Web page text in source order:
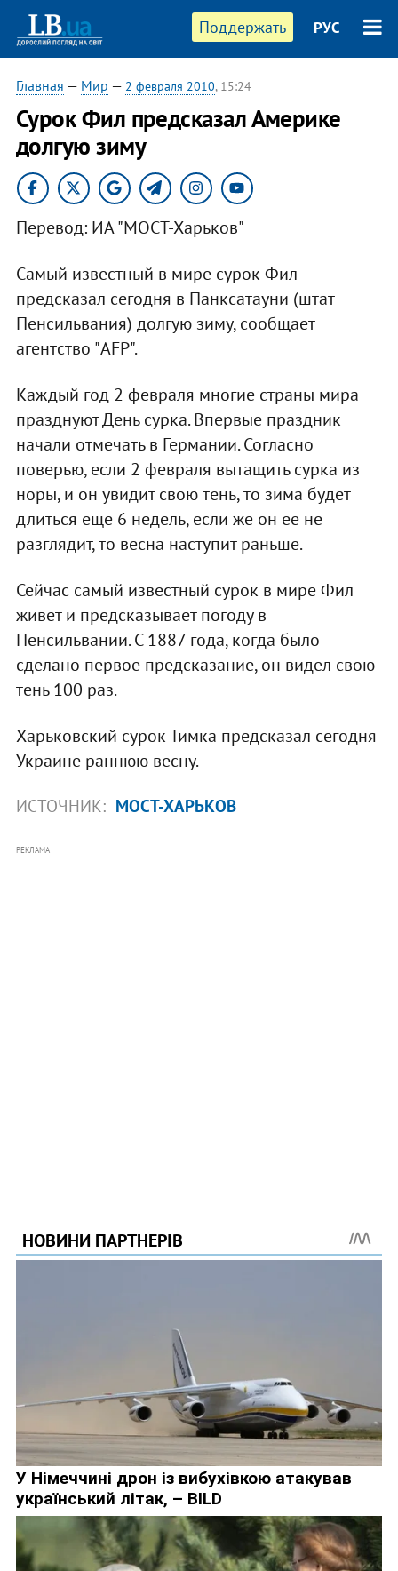
Поддержать РУС
Главная — Мир — 2 февраля 2010, 15:24
Сурок Фил предсказал Америке
долгую зиму
Перевод: ИА "МОСТ-Харьков"
Самый известный в мире сурок Фил
предсказал сегодня в Панксатауни (штат
Пенсильвания) долгую зиму, сообщает
агентство "AFP".
Каждый год 2 февраля многие страны мира
празднуют День сурка. Впервые праздник
начали отмечать в Германии. Согласно
поверью, если 2 февраля вытащить сурка из
норы, и он увидит свою тень, то зима будет
длиться еще 6 недель, если же он ее не
разглядит, то весна наступит раньше.
Сейчас самый известный сурок в мире Фил
живет и предсказывает погоду в
Пенсильвании. С 1887 года, когда было
сделано первое предсказание, он видел свою
тень 100 раз.
Харьковский сурок Тимка предсказал сегодня
Украине раннюю весну.
ИСТОЧНИК: МОСТ-ХАРЬКОВ
РЕКЛАМА